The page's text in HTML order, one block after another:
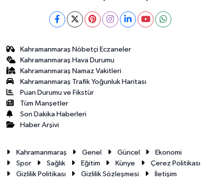
Kahramanmaraş Nöbetçi Eczaneler
Kahramanmaraş Hava Durumu
Kahramanmaraş Namaz Vakitleri
Kahramanmaraş Trafik Yoğunluk Haritası
Puan Durumu ve Fikstür
Tüm Manşetler
Son Dakika Haberleri
Haber Arşivi
Kahramanmaraş Genel Güncel
Ekonomi
Spor
Sağlık Eğitim Künye
Çerez Politikası
Gizlilik Politikası
Gizlilik Sözleşmesi İletişim